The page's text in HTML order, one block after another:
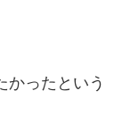
かったという